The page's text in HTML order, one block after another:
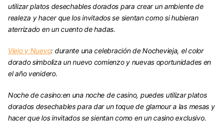
utilizar platos desechables dorados para crear un ambiente de
realeza y hacer que los invitados se sientan como si hubieran
aterrizado en un cuento de hadas.
Viejo y Nuevo: durante una celebración de Nochevieja, el color
dorado simboliza un nuevo comienzo y nuevas oportunidades en
el año venidero.
Noche de casino:en una noche de casino, puedes utilizar platos
dorados desechables para dar un toque de glamour a las mesas y
hacer que los invitados se sientan como en un casino exclusivo.